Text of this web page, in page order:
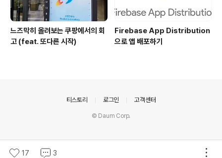
느즈막히 올려보는 쿠팡에서의 회
고 (feat. 또다른 시작)
Firebase App Distribution
으로 앱 배포하기
17 3
티스토리 로그인 고객센터
© Daum Corp.